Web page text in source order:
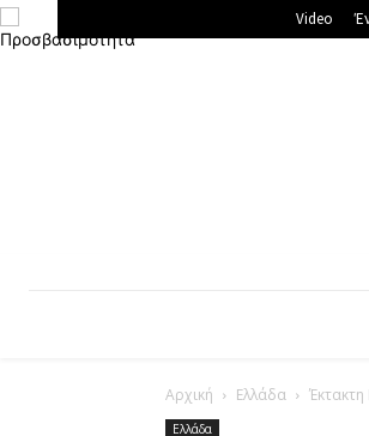
Video
Αρχική Ελλάδα Έκτακτη
Ελλάδα